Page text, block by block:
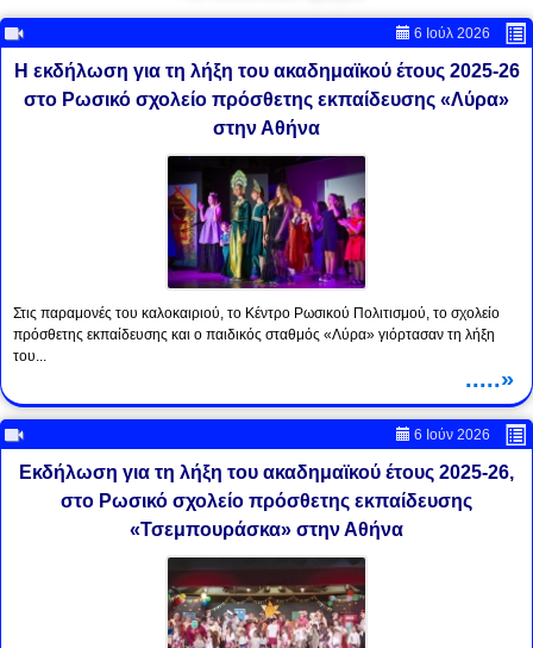
6 Ιούλ 2026
Η εκδήλωση για τη λήξη του ακαδημαϊκού έτους 2025-26
στο Ρωσικό σχολείο πρόσθετης εκπαίδευσης «Λύρα»
στην Αθήνα
Στις παραμονές του καλοκαιριού, το Κέντρο Ρωσικού Πολιτισμού, το σχολείο
πρόσθετης εκπαίδευσης και ο παιδικός σταθμός «Λύρα» γιόρτασαν τη λήξη
του...
.....»
6 Ιούν 2026
Εκδήλωση για τη λήξη του ακαδημαϊκού έτους 2025-26,
στο Ρωσικό σχολείο πρόσθετης εκπαίδευσης
«Τσεμπουράσκα» στην Αθήνα